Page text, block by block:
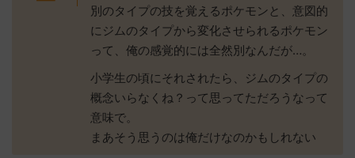
別のタイプの技を覚えるポケモンと、意図的
にジムのタイプから変化させられるポケモン
って、俺の感覚的には全然別なんだが…。
小学生の頃にそれされたら、ジムのタイプの
概念いらなくね？って思ってただろうなって
意味で。
まあそう思うのは俺だけなのかもしれない